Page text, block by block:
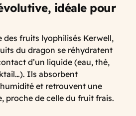
idéale pour
des fruits lyophilisés Kerwell,
du dragon se réhydratent
d’un liquide (eau, thé,
Ils absorbent
et retrouvent une
proche de celle du fruit frais.